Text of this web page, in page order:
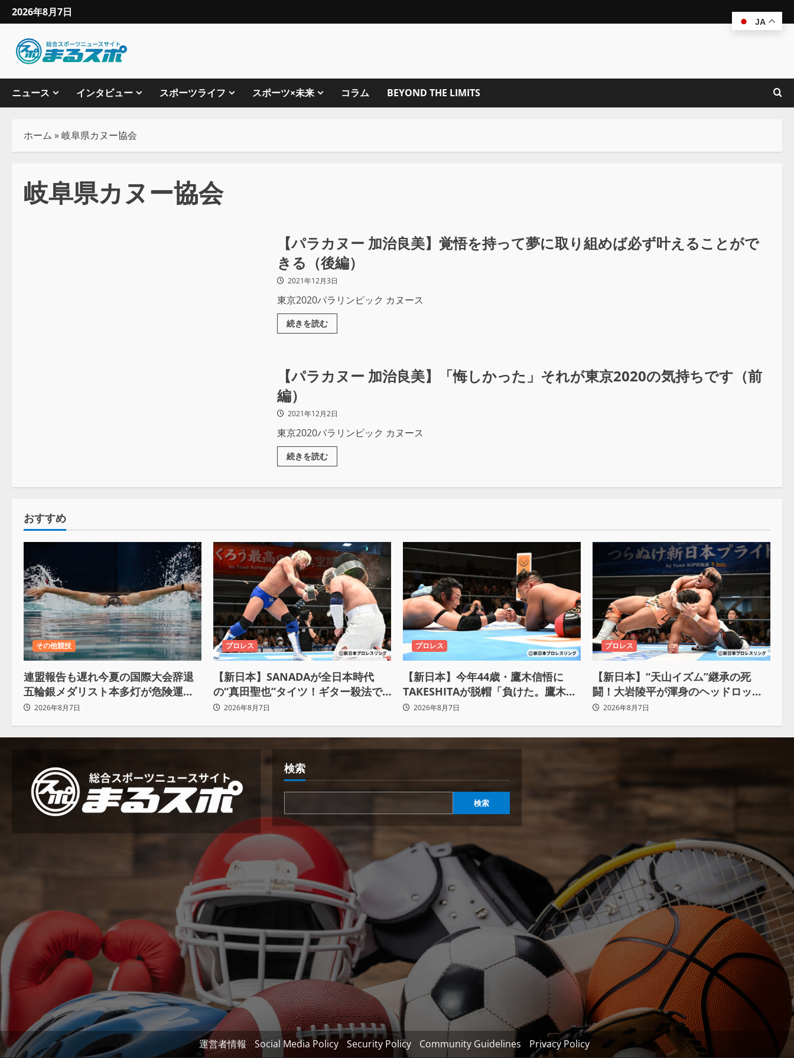
2026年8月7日
ニュース インタビュー スポーツライフ スポーツ×未来 コラム BEYOND THE LIMITS
ホーム »岐阜県カヌー協会
岐阜県カヌー協会
【パラカヌー 加治良美】覚悟を持って夢に取り組めば必ず叶えることがで
きる（後編）
2021年12月3日
東京2020パラリンピック カヌース
続きを読む
【パラカヌー 加治良美】「悔しかった」それが東京2020の気持ちです（前
編）
2021年12月2日
東京2020パラリンピック カヌース
続きを読む
おすすめ
その他競技
連盟報告も遅れ今夏の国際大会辞退
五輪銀メダリスト本多灯が危険運転
致傷で起訴
2026年8月7日
プロレス
【新日本】SANADAが全日本時代
の“真田聖也”タイツ！ギター殺法で
Yuto-IceをKO「俺と闘う時は考え
2026年8月7日
プロレス
【新日本】今年44歳・鷹木信悟に
TAKESHITAが脱帽「負けた。鷹木信
悟、強いわ！」
2026年8月7日
プロレス
【新日本】“天山イズム”継承の死
闘！大岩陵平が渾身のヘッドロック
で後藤洋央紀からタップ奪取 執念の
2026年8月7日
検索
検索
運営者情報 Social Media Policy Security Policy Community Guidelines Privacy Policy
JA